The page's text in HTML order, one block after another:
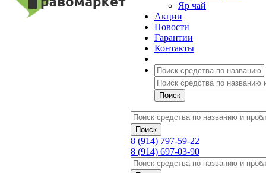
Яр чай
Акции
Новости
Гарантии
Контакты
8 (914) 797-59-22
8 (914) 697-03-90